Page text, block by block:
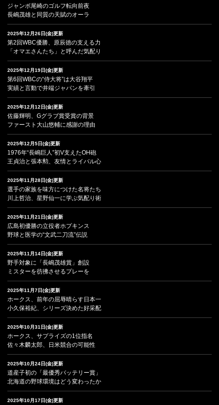
ジャンボ尾崎のゴルフ転向前夜
長嶋茂雄と同質の天賦のオーラ
2025年12月26日(金)更新
第2回WBC優勝、原辰徳の支える力
「オマエさんたち」と呼んだ気配り
2025年12月19日(金)更新
第6回WBCの“侍大将”は大谷翔平
実績と言動で井端ジャパンを牽引
2025年12月12日(金)更新
佐藤輝明、Gグラブ賞受賞の背景
ファースト大山悠輔に感謝の理由
2025年12月5日(金)更新
1976年“長嶋巨人”初V支えたOH砲
王貞治と張本勲、友情とライバル心
2025年11月28日(金)更新
選手の家族を味方につけた名将たち
川上哲治、星野仙一に学ぶ気配り術
2025年11月21日(金)更新
広島初優勝の立役者ホプキンス
野球と医学の“文武二刀流”伝説
2025年11月14日(金)更新
野手対象に「長嶋茂雄賞」創設
ミスターを彷彿させるプレーを
2025年11月7日(金)更新
ホークス、前年の屈辱晴らす日本一
小久保裕紀、シリーズ決めた好采配
2025年10月31日(金)更新
ホークス、サプライズの1位指名
佐々木麟太郎、日米競合の可能性
2025年10月24日(金)更新
道産子初の「最優秀バッテリー賞」
北海道の野球環境はどう変わったか
2025年10月17日(金)更新